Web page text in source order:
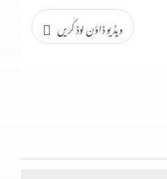
ویڈیو ڈاؤن لوڈ کریں